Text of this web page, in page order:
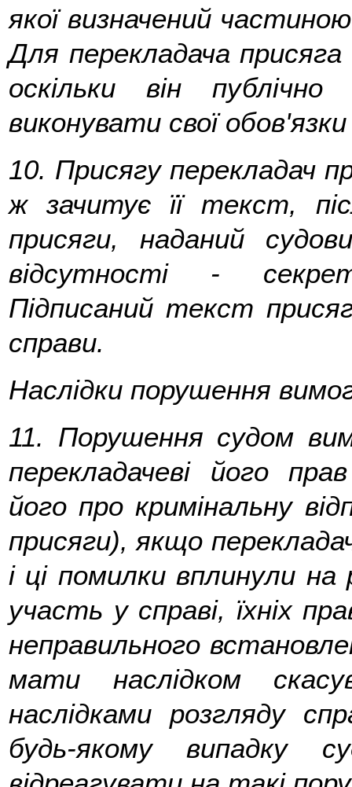
якої визначений
Для перекладача
оскільки він
виконувати свої
10. Присягу перекладач
ж зачитує її текст,
присяги, наданий
відсутності -
Підписаний текст
справи.
Наслідки порушення
11. Порушення судом
перекладачеві його
його про кримінальну
присяги), якщо
і ці помилки вплинули на
участь у справі, їхніх
неправильного
мати наслідком
наслідками розгляду
будь-якому випадку